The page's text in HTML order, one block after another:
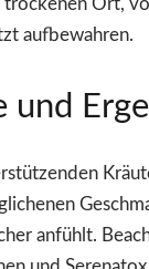
trockenen Ort,
aufbewahren.
und
anfühlt.